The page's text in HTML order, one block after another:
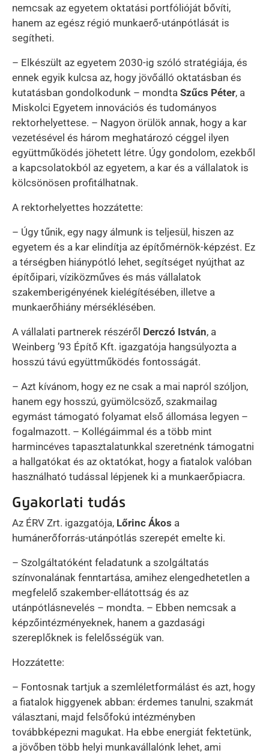
nemcsak az egyetem oktatási portfólióját bővíti,
hanem az egész régió munkaerő-utánpótlását is
segítheti.
– Elkészült az egyetem 2030-ig szóló stratégiája, és
ennek egyik kulcsa az, hogy jövőálló oktatásban és
kutatásban gondolkodunk – mondta Szűcs Péter, a
Miskolci Egyetem innovációs és tudományos
rektorhelyettese. – Nagyon örülök annak, hogy a kar
vezetésével és három meghatározó céggel ilyen
együttműködés jöhetett létre. Úgy gondolom, ezekből
a kapcsolatokból az egyetem, a kar és a vállalatok is
kölcsönösen profitálhatnak.
A rektorhelyettes hozzátette:
– Úgy tűnik, egy nagy álmunk is teljesül, hiszen az
egyetem és a kar elindítja az építőmérnök-képzést. Ez
a térségben hiánypótló lehet, segítséget nyújthat az
építőipari, víziközműves és más vállalatok
szakemberigényének kielégítésében, illetve a
munkaerőhiány mérséklésében.
A vállalati partnerek részéről Derczó István, a
Weinberg ’93 Építő Kft. igazgatója hangsúlyozta a
hosszú távú együttműködés fontosságát.
– Azt kívánom, hogy ez ne csak a mai napról szóljon,
hanem egy hosszú, gyümölcsöző, szakmailag
egymást támogató folyamat első állomása legyen –
fogalmazott. – Kollégáimmal és a több mint
harmincéves tapasztalatunkkal szeretnénk támogatni
a hallgatókat és az oktatókat, hogy a fiatalok valóban
használható tudással lépjenek ki a munkaerőpiacra.
Gyakorlati tudás
Az ÉRV Zrt. igazgatója, Lőrinc Ákos a
humánerőforrás-utánpótlás szerepét emelte ki.
– Szolgáltatóként feladatunk a szolgáltatás
színvonalának fenntartása, amihez elengedhetetlen a
megfelelő szakember-ellátottság és az
utánpótlásnevelés – mondta. – Ebben nemcsak a
képzőintézményeknek, hanem a gazdasági
szereplőknek is felelősségük van.
Hozzátette:
– Fontosnak tartjuk a szemléletformálást és azt, hogy
a fiatalok higgyenek abban: érdemes tanulni, szakmát
választani, majd felsőfokú intézményben
továbbképezni magukat. Ha ebbe energiát fektetünk,
a jövőben több helyi munkavállalónk lehet, ami